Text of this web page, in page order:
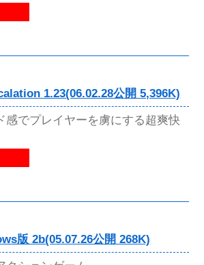
1.23(06.02.28公開 5,396K)
感でプレイヤーを虜にする超爽快
版 2b(05.07.26公開 268K)